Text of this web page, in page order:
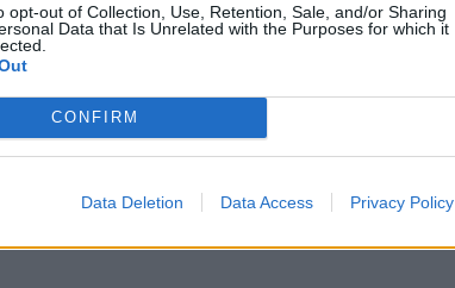
opt-out of Collection, Use, Retention, Sale, and/or Sharing
Data that Is Unrelated with the Purposes for which it
CONFIRM
Data Deletion Data Access Privacy Policy